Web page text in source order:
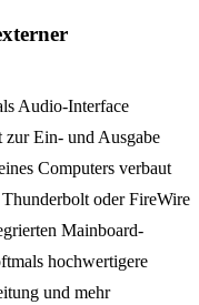
Audio-Interface
zur Ein- und Ausgabe
Computers verbaut
oder FireWire
Mainboard-
hochwertigere
und mehr